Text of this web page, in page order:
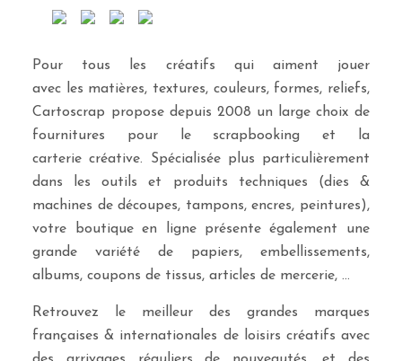
Pour tous les créatifs qui aiment jouer
avec les matières, textures, couleurs, formes, reliefs,
Cartoscrap propose depuis 2008 un large choix de
fournitures pour le scrapbooking et la
carterie créative. Spécialisée plus particulièrement
dans les outils et produits techniques (dies &
machines de découpes, tampons, encres, peintures),
votre boutique en ligne présente également une
grande variété de papiers, embellissements,
albums, coupons de tissus, articles de mercerie, …
Retrouvez le meilleur des grandes marques
françaises & internationales de loisirs créatifs avec